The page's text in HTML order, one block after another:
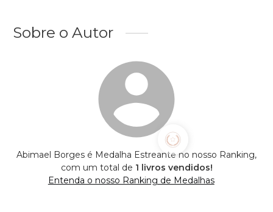
Sobre o Autor
Abimael Borges é Medalha Estreante no nosso Ranking,
com um total de 1 livros vendidos!
Entenda o nosso Ranking de Medalhas